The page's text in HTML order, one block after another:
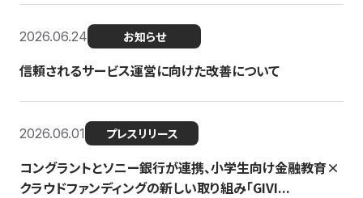
2026.06.24 お知らせ
信頼されるサービス運営に向けた改善について
2026.06.01 プレスリリース
コングラントとソニー銀行が連携、小学生向け金融教育×
クラウドファンディングの新しい取り組み「GIVI...